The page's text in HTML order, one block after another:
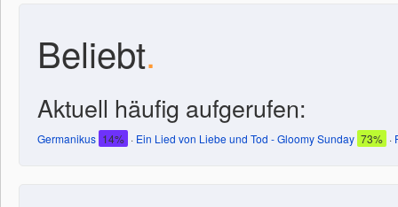
Beliebt.
Aktuell häufig aufgerufen:
Germanikus 14% · Ein Lied von Liebe und Tod - Gloomy Sunday 73% ·